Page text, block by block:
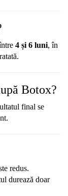
4 și 6 luni,în
Botox?
final se
redus.
durează doar